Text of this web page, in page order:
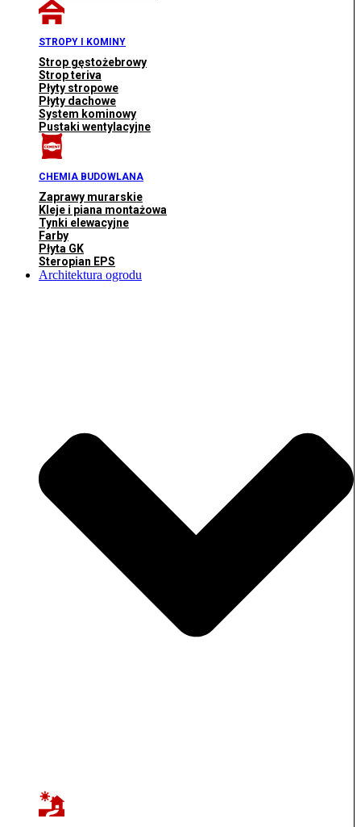
STROPY I KOMINY
Strop gęstożebrowy
Strop teriva
Płyty stropowe
Płyty dachowe
System kominowy
Pustaki wentylacyjne
CHEMIA BUDOWLANA
Zaprawy murarskie
Kleje i piana montażowa
Tynki elewacyjne
Farby
Płyta GK
Steropian EPS
Architektura ogrodu